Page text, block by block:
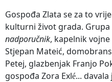
Gospođa Zlata se za to
kulturni život grada.
nadporučnik, kapelnik
Stjepan Mateić,
Petej, glazbenjak Franjo
gospođa Zora Exlé...